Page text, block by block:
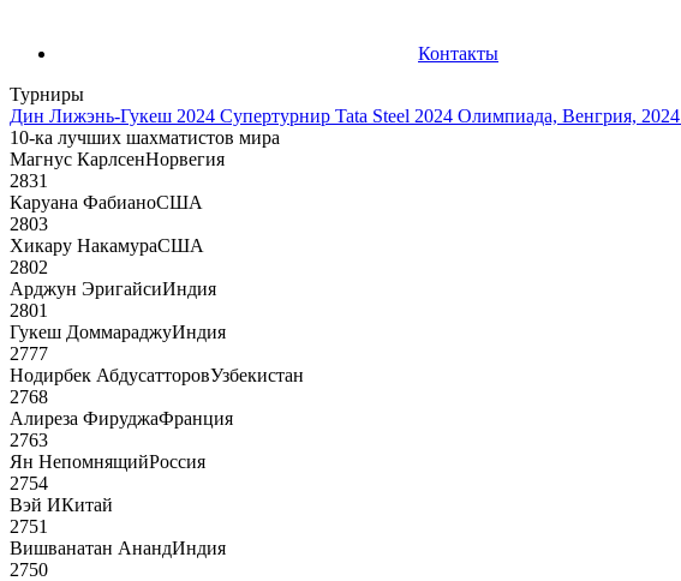
Контакты
Турниры
Дин Лижэнь-Гукеш 2024 Супертурнир Tata Steel 2024 Олимпиада, Венгрия, 2024
10-ка лучших шахматистов мира
Магнус КарлсенНорвегия
2831
Каруана ФабианоСША
2803
Хикару НакамураСША
2802
Арджун ЭригайсиИндия
2801
Гукеш ДоммараджуИндия
2777
Нодирбек АбдусатторовУзбекистан
2768
Алиреза ФируджаФранция
2763
Ян НепомнящийРоссия
2754
Вэй ИКитай
2751
Вишванатан АнандИндия
2750